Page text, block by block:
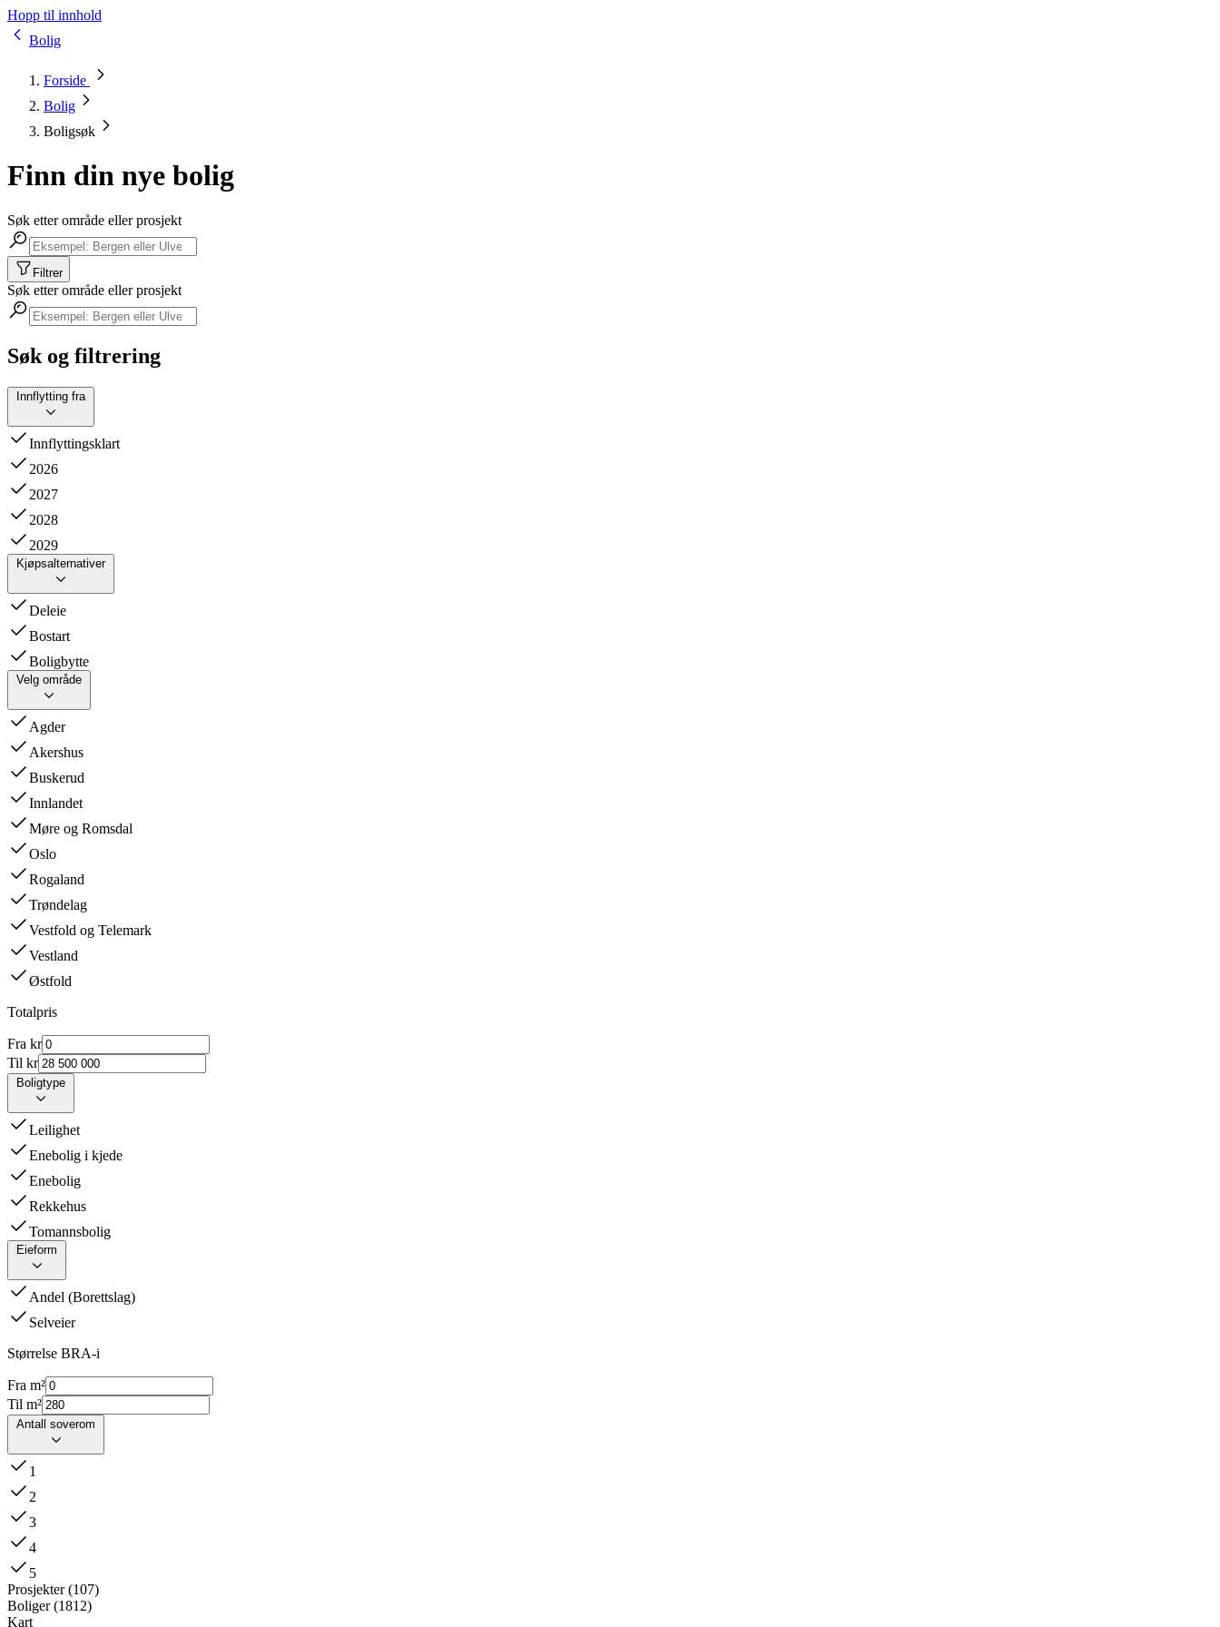
Hopp til innhold
Bolig
Forside
Bolig
Boligsøk
Finn din nye bolig
Søk etter område eller prosjekt
Filtrer
Søk etter område eller prosjekt
Søk og filtrering
Innflytting fra
Innflyttingsklart
2026
2027
2028
2029
Kjøpsalternativer
Deleie
Bostart
Boligbytte
Velg område
Agder
Akershus
Buskerud
Innlandet
Møre og Romsdal
Oslo
Rogaland
Trøndelag
Vestfold og Telemark
Vestland
Østfold
Totalpris
Fra kr
Til kr
Boligtype
Leilighet
Enebolig i kjede
Enebolig
Rekkehus
Tomannsbolig
Eieform
Andel (Borettslag)
Selveier
Størrelse BRA-i
Fra m²
Til m²
Antall soverom
1
2
3
4
5
Prosjekter (107)
Boliger (1812)
Kart